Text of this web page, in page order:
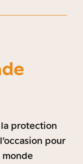
protection
pour